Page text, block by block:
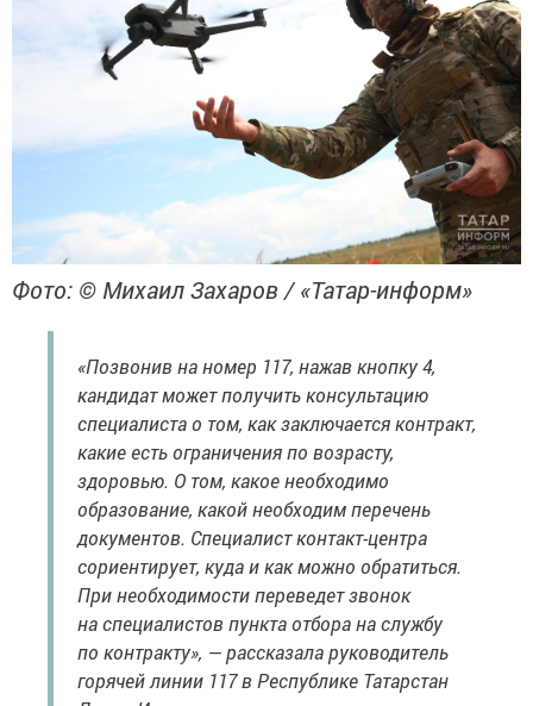
Фото: © Михаил Захаров / «Татар-информ»
«Позвонив на номер 117, нажав кнопку 4,
кандидат может получить консультацию
специалиста о том, как заключается контракт,
какие есть ограничения по возрасту,
здоровью. О том, какое необходимо
образование, какой необходим перечень
документов. Специалист контакт-центра
сориентирует, куда и как можно обратиться.
При необходимости переведет звонок
на специалистов пункта отбора на службу
по контракту», — рассказала руководитель
горячей линии 117 в Республике Татарстан